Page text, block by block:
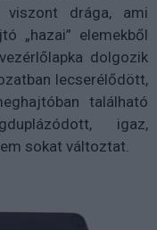
viszont drága, ami
„hazai” elemekből
dolgozik
lecserélődött,
található
igaz,
sokat változtat.